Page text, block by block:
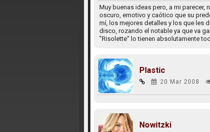
Muy buenas ideas pero, a mi parecer,
oscuro, emotivo y caótico que su
mí, los mejores detalles y los que les
disco, rozando el notable ya que va
"Risolette" lo tienen absolutamente
Plastic
20 Mar 2008
Nowitzki